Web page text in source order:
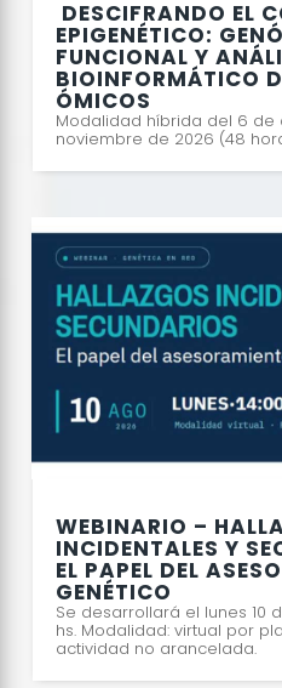
DESCIFRANDO EL
EPIGENÉTICO:
FUNCIONAL Y
BIOINFORMÁTICO
ÓMICOS
Modalidad híbrida del 6 de
noviembre de 2026 (48
WEBINARIO –
INCIDENTALES Y
EL PAPEL DEL
GENÉTICO
Se desarrollará el lunes 10
hs. Modalidad: virtual por
actividad no arancelada.